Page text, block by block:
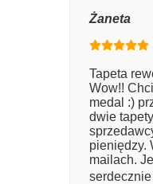
Żaneta
Tapeta
Wow!!
medal :)
dwie
pieniędzy.
mailach.